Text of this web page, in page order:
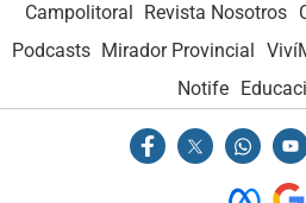
Campolitoral Revista Nosotros
Podcasts Mirador Provincial
Notife